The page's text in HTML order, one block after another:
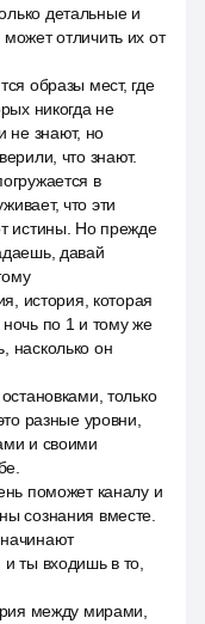
детальные и
отличить их от
образы мест, где
никогда не
не знают, но
что знают.
в
что эти
истины. Но прежде
давай
история, которая
ночь по 1 и тому же
насколько он
только
разные уровни,
и своими
поможет каналу и
сознания вместе.
ты входишь в то,
между мирами,